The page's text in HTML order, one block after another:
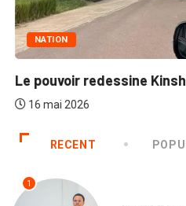
NATION
Le pouvoir redessine
16 mai 2026
RECENT
1